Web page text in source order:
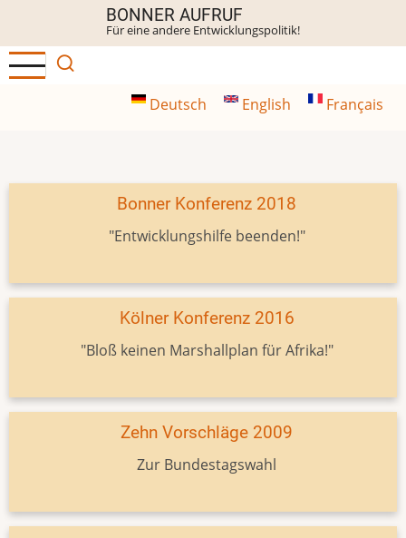
Inhalt
BONNER AUFRUF
Für eine andere Entwicklungspolitik!
Deutsch English Français
Bonner Konferenz 2018
"Entwicklungshilfe beenden!"
Kölner Konferenz 2016
"Bloß keinen Marshallplan für Afrika!"
Zehn Vorschläge 2009
Zur Bundestagswahl